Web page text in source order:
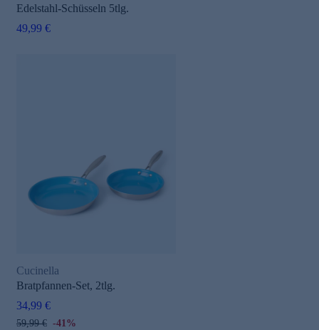
Edelstahl-Schüsseln 5tlg.
49,99 €
Cucinella
Bratpfannen-Set, 2tlg.
34,99 €
59,99 € -41%